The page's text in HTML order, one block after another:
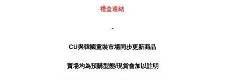
禮盒連結
-
CU與韓國童裝市場同步更新商品
賣場均為預購型態/現貨會加以註明